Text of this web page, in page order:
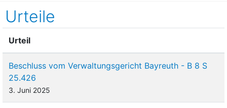
Urteile
Urteil
Beschluss vom Verwaltungsgericht Bayreuth - B 8 S
25.426
3. Juni 2025